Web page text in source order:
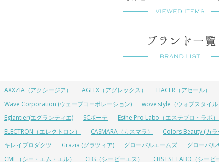
AXXZIA（アクシージア） AGLEX（アグレックス） HACER（アセール）
Wave Corporation (ウェーブコーポレーション)
wove style（ウォブスタイル
Eglantier(エグランティエ)
SCボーテ Esthe Pro Labo（エステプロ・ラボ）
ELECTRON（エレクトロン）
CASMARA（カスマラ） Colors Beauty (カラ
キレイプロダクツ
Grazia (グラツィア) グローバルエームズ グローバル
CML（シー・エム・エル）
CBS（シービーエス）
CBS EST LABO（シービ